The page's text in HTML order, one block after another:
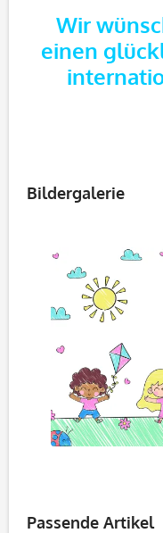
Wir
einen
Bildergalerie
Passende Artikel